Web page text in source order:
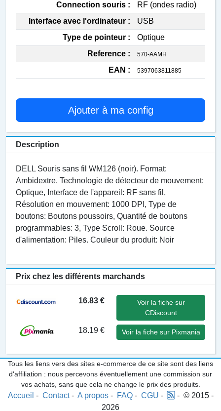
Connection souris :
RF (ondes radio)
Interface avec l'ordinateur :
USB
Type de pointeur :
Optique
Reference :
570-AAMH
EAN : 5397063811885
Ajouter à ma config
Description
DELL Souris sans fil WM126 (noir). Format:
Ambidextre. Technologie de détecteur de mouvement:
Optique, Interface de l'appareil: RF sans fil,
Résolution en mouvement: 1000 DPI, Type de
boutons: Boutons poussoirs, Quantité de boutons
programmables: 3, Type Scroll: Roue. Source
d'alimentation: Piles. Couleur du produit: Noir
Prix chez les différents marchands
16.83 €
Voir la fiche sur
CDiscount
18.19 € Voir la fiche sur Pixmania
Tous les liens vers des sites e-commerce de ce site sont des liens
d'affiliation : nous percevons éventuellement une commission sur
vos achats, sans que cela ne change le prix des produits.
Accueil - Contact- A propos- FAQ- CGU -
- © 2015 -
2026